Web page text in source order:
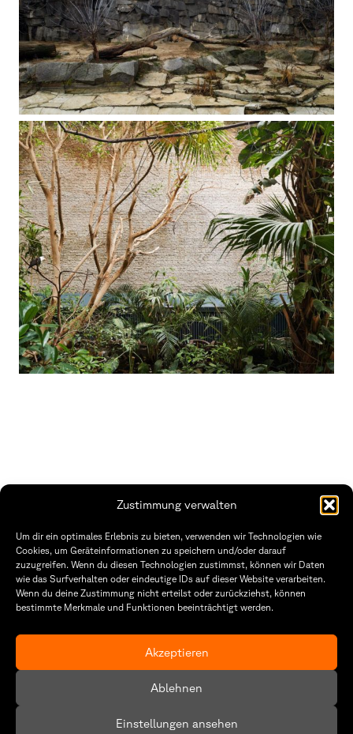
Zustimmung verwalten
Um dir ein optimales Erlebnis zu bieten, verwenden wir Technologien wie
Cookies, um Geräteinformationen zu speichern und/oder darauf
zuzugreifen. Wenn du diesen Technologien zustimmst, können wir Daten
wie das Surfverhalten oder eindeutige IDs auf dieser Website verarbeiten.
Wenn du deine Zustimmung nicht erteilst oder zurückziehst, können
bestimmte Merkmale und Funktionen beeinträchtigt werden.
Akzeptieren
Ablehnen
Einstellungen ansehen
THWS | Fakultät Gestaltung Würzburg
Technische Hochschule
Würzburg-Schweinfurt
Sanderheinrichsleitenweg 20
tel: +49 931 35 11 93 02
Öffnungszeiten Dekanat
Montag – Freitag
8:30 – 12:00
8:30 – 15:30
Datenschutzerklärung